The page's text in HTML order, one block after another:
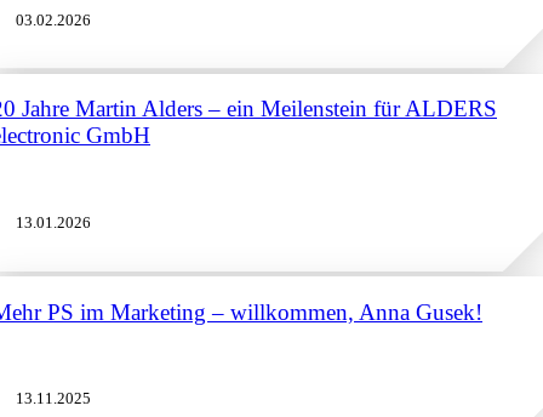
03.02.2026
Jahre Martin Alders – ein Meilenstein für ALDERS
GmbH
13.01.2026
PS im Marketing – willkommen, Anna Gusek!
13.11.2025